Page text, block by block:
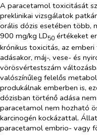
A paracetamol toxicitását
preklinikai vizsgálatok
orális dózis esetében több,
900 mg/kg LD50 értékeket
krónikus toxicitás, az
adásakor, máj-, vese- és
vörösvértestszám
valószínűleg felelős
produkálnak emberben is,
dózisban történő adása
paracetamol nem hozható
karcinogén kockázattal.
paracetamol embrio- vagy